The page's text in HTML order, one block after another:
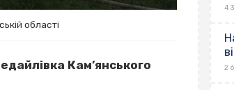
області
Кам’янського
4
2